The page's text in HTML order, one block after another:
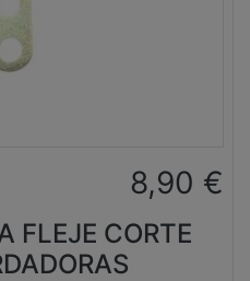
8,90 €
FLEJE CORTE